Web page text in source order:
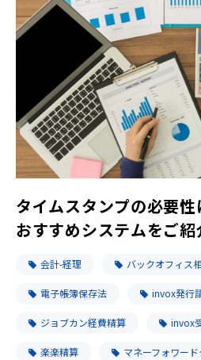
タイムスタンプの必要
おすすめシステムをご紹
会計-経理 バックオフィス
電子帳簿保存法 invox発行
ジョブカン経費精算 invox
楽楽精算 マネーフォワー